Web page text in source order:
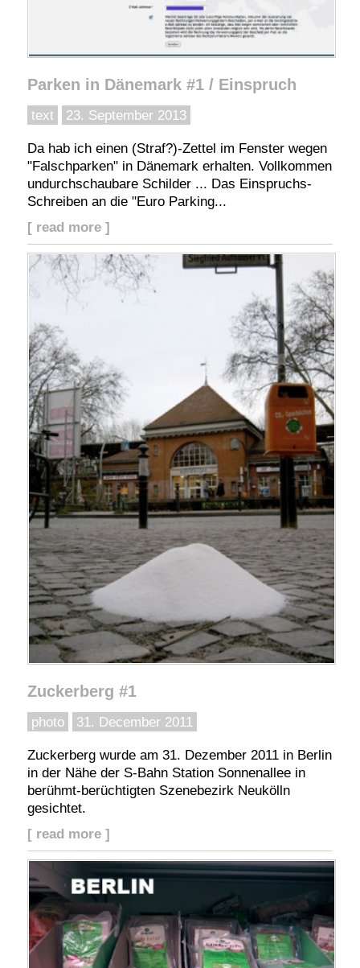
Parken in Dänemark #1 / Einspruch
text 23. September 2013
Da hab ich einen (Straf?)-Zettel im Fenster wegen
"Falschparken" in Dänemark erhalten. Vollkommen
undurchschaubare Schilder ... Das Einspruchs-
Schreiben an die "Euro Parking...
[ read more ]
Zuckerberg #1
photo 31. December 2011
Zuckerberg wurde am 31. Dezember 2011 in Berlin
in der Nähe der S-Bahn Station Sonnenallee in
berühmt-berüchtigten Szenebezirk Neukölln
gesichtet.
[ read more ]